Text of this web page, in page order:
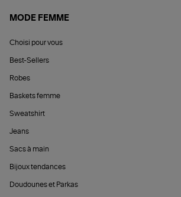
MODE FEMME
Choisi pour vous
Best-Sellers
Robes
Baskets femme
Sweatshirt
Jeans
Sacs à main
Bijoux tendances
Doudounes et Parkas